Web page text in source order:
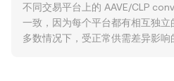
胀和商品周期影响，CLP 走强在名
密资产，而 CLP 走弱则相反。监
币质押相关的政策走向（例如对
是：以 AAVE 定价的 CLP 价值等
conversion rate，即 CLP Value
向计算时，AAVE 数量等于 CLP
不同交易平台上的 AAVE/CLP
一致，因为每个平台都有相互独
多数情况下，受正常供需差异影